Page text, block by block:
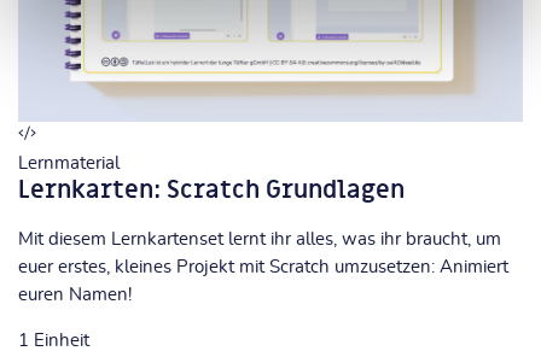
Lernmaterial
Lernkarten: Scratch Grundlagen
Mit diesem Lernkartenset lernt ihr alles, was ihr braucht, um
euer erstes, kleines Projekt mit Scratch umzusetzen: Animiert
euren Namen!
1 Einheit